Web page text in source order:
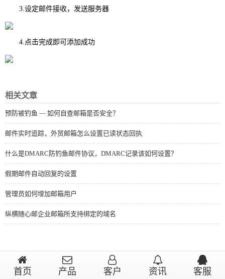
3.设定邮件接收，发送服务器
4.点击完成即可添加成功
相关文章
预防被钓鱼 — 如何自查邮箱是否安全？
邮件实时追踪，外贸邮箱怎么设置已读状态回执
什么是DMARC防钓鱼邮件协议，DMARC记录该如何设置？
假期邮件自动回复的设置
管理员如何增加邮箱用户
纵横随心邮企业邮箱所支持绑定的域名
首页 产品 客户 资讯 客服